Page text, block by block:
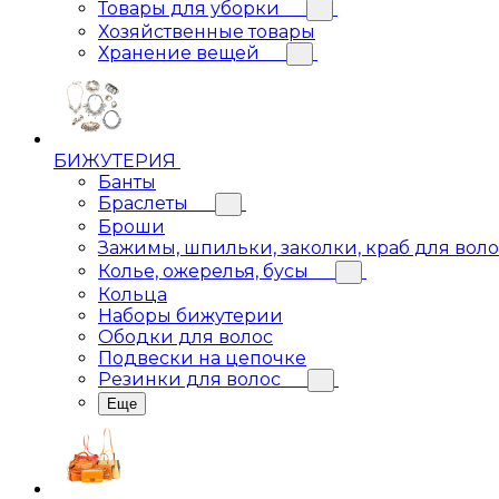
Товары для уборки
Хозяйственные товары
Хранение вещей
БИЖУТЕРИЯ
Банты
Браслеты
Броши
Зажимы, шпильки, заколки, краб для
Колье, ожерелья, бусы
Кольца
Наборы бижутерии
Ободки для волос
Подвески на цепочке
Резинки для волос
Еще